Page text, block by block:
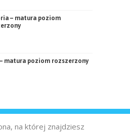
– matura poziom
matura poziom rozszerzony
na której znajdziesz